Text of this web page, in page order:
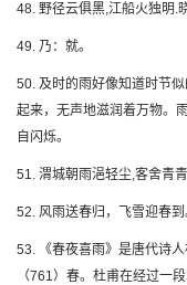
48. 野径云俱黑,江船火独明.
49. 乃：就。
50. 及时的雨好像知道时节
起来，无声地滋润着万物。
自闪烁。
51. 渭城朝雨浥轻尘,客舍青
52. 风雨送春归，飞雪迎春
53. 《春夜喜雨》是唐代诗
（761）春。杜甫在经过一